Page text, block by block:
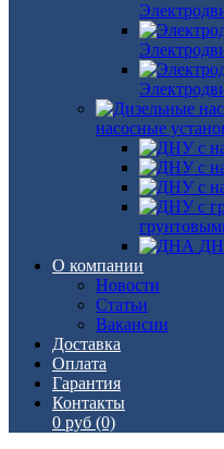
насосные
О компании
Новости
Статьи
Вакансии
Доставка
Оплата
Гарантия
Контакты
0 руб (0)